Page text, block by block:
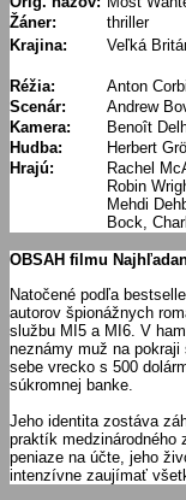
Žáner:
thriller
Krajina:
Veľká
Réžia:
Anton
Scenár:
Andrew
Kamera:
Benoît
Hudba:
Herbert
Hrajú:
Rachel
Robin
Mehdi
Bock,
OBSAH filmu
Natočené podľa
autorov špionážnych
službu MI5 a MI6. V
neznámy muž na
sebe vrecko s 500
súkromnej banke.
Jeho identita zostáva
praktík medzinárodného
peniaze na účte, jeho
intenzívne zaujímať